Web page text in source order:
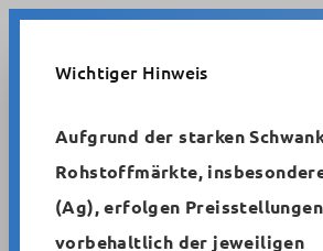
MetrofunkSchaltlitzen und -drähte
AWG-Drähte, verzinnt, HFFR, halogenfrei
Wichtiger Hinweis
Aufgrund der starken
Rohstoffmärkte,
(Ag), erfolgen Preisstellungen
vorbehaltlich der jeweiligen